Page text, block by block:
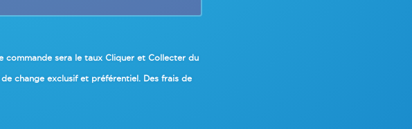
commande sera le taux Cliquer et Collecter du
change exclusif et préférentiel. Des frais de